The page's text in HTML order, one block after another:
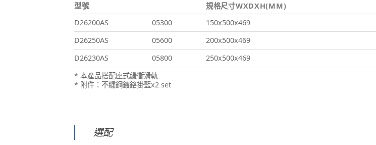
型號 規格尺寸WXDXH(MM)
D26200AS
05300 150x500x469
D26250AS
05600 200x500x469
D26230AS
05800 250x500x469
* 本產品搭配座式緩衝滑軌
* 附件：不繡鋼鍍鉻掛藍x2 set
選配